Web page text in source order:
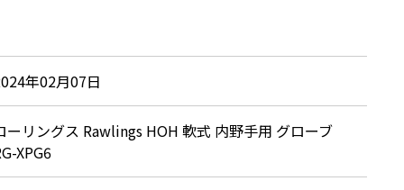
年02月07日
ーリングス Rawlings HOH 軟式 内野手用 グローブ
XPG6